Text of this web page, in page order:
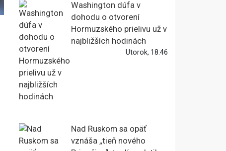
Washington dúfa v
dohodu o otvorení
Hormuzského prielivu už v
najbližších hodinách
Utorok, 18:46
Nad Ruskom sa opäť
vznáša „tieň nového